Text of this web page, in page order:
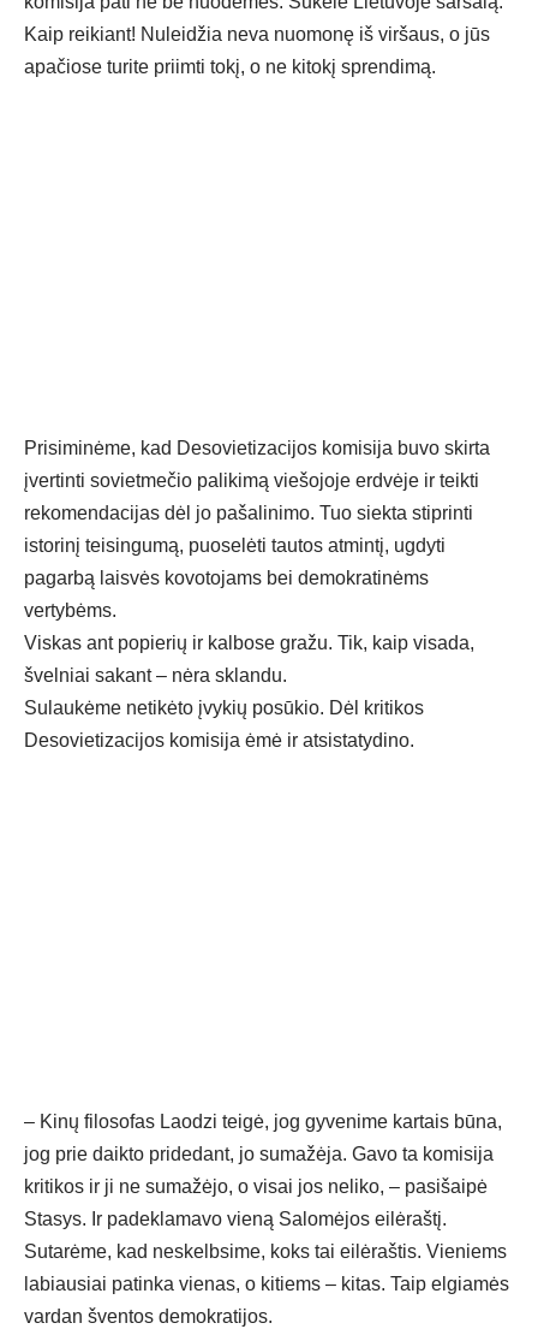
Kaip reikiant! Nuleidžia neva nuomonę iš viršaus, o jūs
apačiose turite priimti tokį, o ne kitokį sprendimą.
Prisiminėme, kad Desovietizacijos komisija buvo skirta
įvertinti sovietmečio palikimą viešojoje erdvėje ir teikti
rekomendacijas dėl jo pašalinimo. Tuo siekta stiprinti
istorinį teisingumą, puoselėti tautos atmintį, ugdyti
pagarbą laisvės kovotojams bei demokratinėms
vertybėms.
Viskas ant popierių ir kalbose gražu. Tik, kaip visada,
švelniai sakant – nėra sklandu.
Sulaukėme netikėto įvykių posūkio. Dėl kritikos
Desovietizacijos komisija ėmė ir atsistatydino.
– Kinų filosofas Laodzi teigė, jog gyvenime kartais būna,
jog prie daikto pridedant, jo sumažėja. Gavo ta komisija
kritikos ir ji ne sumažėjo, o visai jos neliko, – pasišaipė
Stasys. Ir padeklamavo vieną Salomėjos eilėraštį.
Sutarėme, kad neskelbsime, koks tai eilėraštis. Vieniems
labiausiai patinka vienas, o kitiems – kitas. Taip elgiamės
vardan šventos demokratijos.